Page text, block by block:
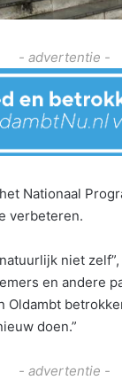
- advertentie -
Nationaal
verbeteren.
niet
en andere
doen.”
- advertentie -